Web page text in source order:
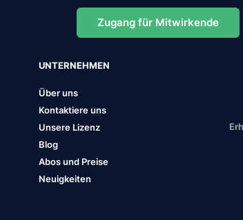
Zugang für Mitwirkende
UNTERNEHMEN
Über uns
Kontaktiere uns
Unsere Lizenz
Blog
Abos und Preise
Neuigkeiten